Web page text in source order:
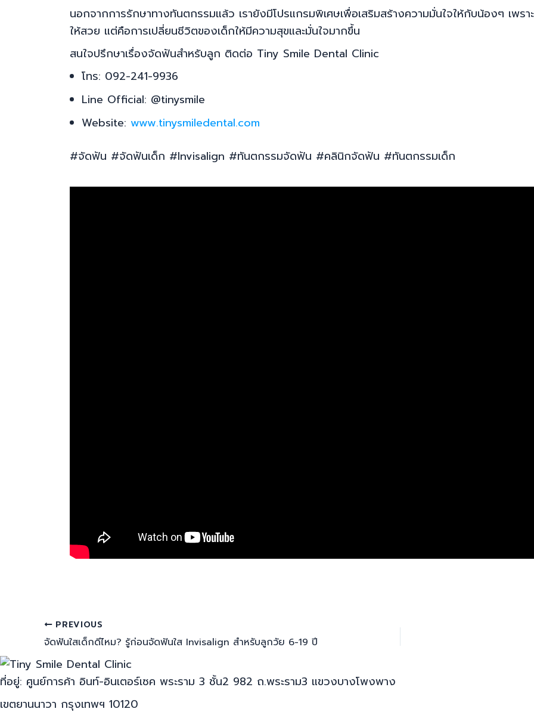
นอกจากการรักษาทางทันตกรรมแล้ว เรายังมีโปรแกรมพิเศษเพื่อเสริมสร้างความมั่นใจให้กับน้องๆ เพรา
ให้สวย แต่คือการเปลี่ยนชีวิตของเด็กให้มีความสุขและมั่นใจมากขึ้น
สนใจปรึกษาเรื่องจัดฟันสำหรับลูก ติดต่อ Tiny Smile Dental Clinic
โทร: 092-241-9936
Line Official: @tinysmile
Website: www.tinysmiledental.com
#จัดฟัน #จัดฟันเด็ก #Invisalign #ทันตกรรมจัดฟัน #คลินิกจัดฟัน #ทันตกรรมเด็ก
PREVIOUS
จัดฟันใสเด็กดีไหม? รู้ก่อนจัดฟันใส Invisalign สำหรับลูกวัย 6-19 ปี
ที่อยู่: ศูนย์การค้า อินท์-อินเตอร์เซค พระราม 3 ชั้น2 982 ถ.พระราม3 แขวงบางโพงพาง
เขตยานนาวา กรุงเทพฯ 10120